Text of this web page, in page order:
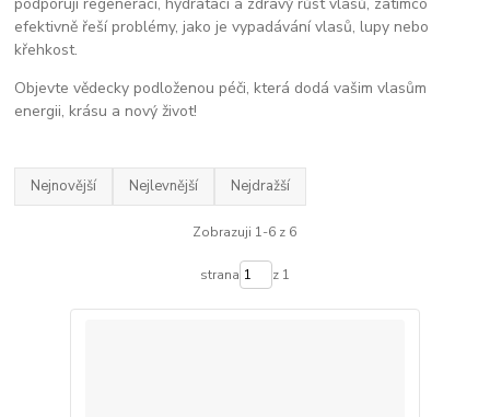
efektivně řeší problémy, jako je vypadávání vlasů, lupy nebo
křehkost.
Objevte vědecky podloženou péči, která dodá vašim vlasům
energii, krásu a nový život!
Nejnovější Nejlevnější Nejdražší
Zobrazuji 1-6 z 6
strana z 1